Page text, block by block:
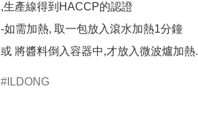
,生產線得到HACCP的認證
-如需加熱, 取一包放入滾水加熱1分鐘
或 將醬料倒入容器中,才放入微波爐加熱.
ILDONG